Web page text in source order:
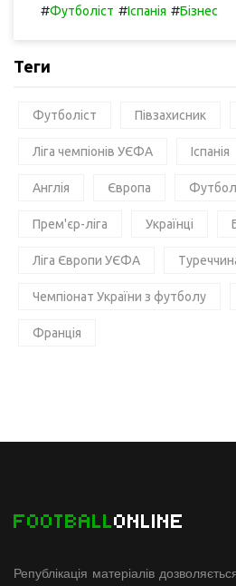
#Футболіст #Іспанія #Бізнес
Теги
Футболіст Півзахисник
Ліга чемпіонів УЄФА Іспанія
Англія Європа Футбол
Прем'єр-ліга Українці
Ліга Європи УЄФА
Чемпіонат України з футболу
Франція
FOOTBALLONLINE
Републікація матеріалів